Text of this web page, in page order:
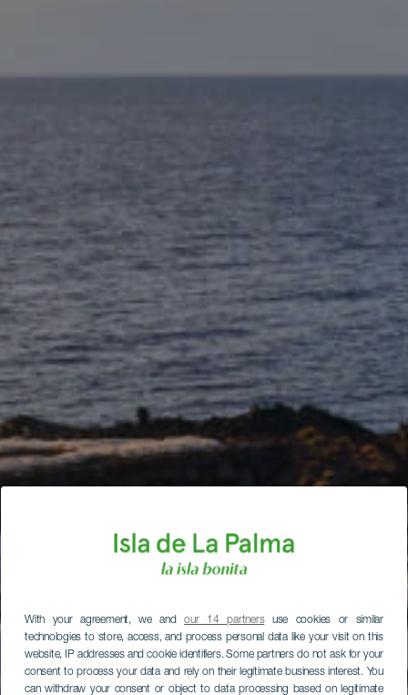
With your agreement, we andour 14 partnersuse cookies or similar
technologies to store, access, and process personal data like your visit on this
website, IP addresses and cookie identifiers. Some partners do not ask for your
consent to process your data and rely on their legitimate business interest. You
can withdraw your consent or object to data processing based on legitimate